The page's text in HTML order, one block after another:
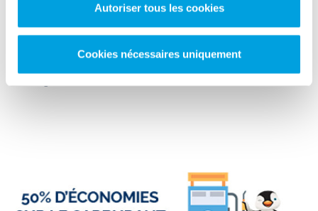
Autoriser tous les cookies
Cookies nécessaires uniquement
toujours une agence Rent and Drop près de vos lieux de départ